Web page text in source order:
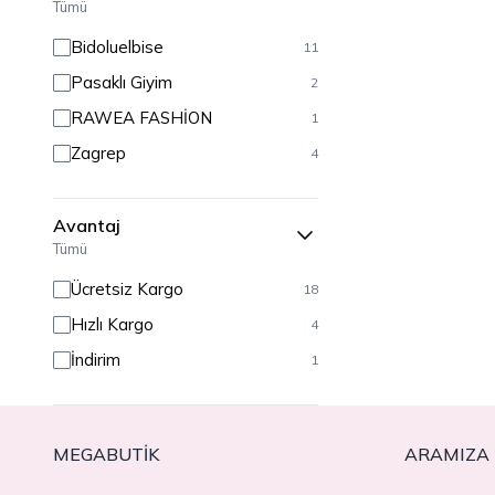
Tümü
Bidoluelbise 11
Pasaklı Giyim 2
RAWEA FASHİON 1
Zagrep 4
Avantaj
Tümü
Ücretsiz Kargo 18
Hızlı Kargo 4
İndirim 1
MEGABUTIK ARAMIZA